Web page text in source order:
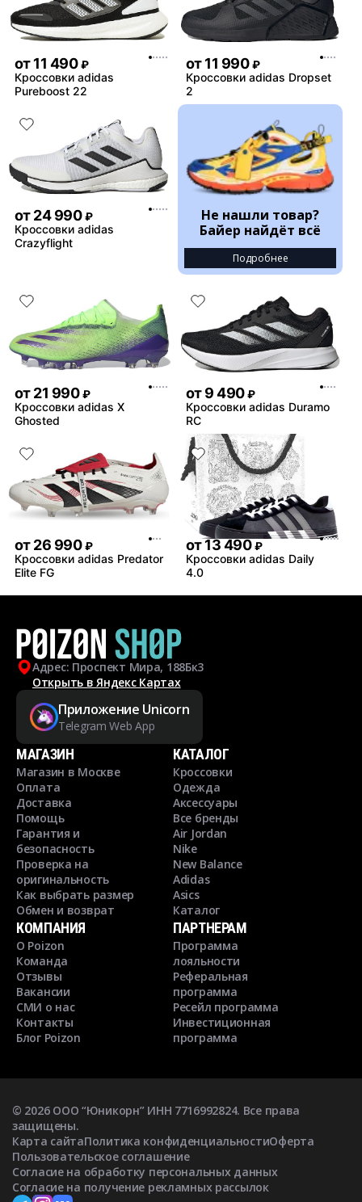
от11 490 ₽
Кроссовки adidas
Pureboost 22
от11 990 ₽
Кроссовки adidas Dropset
2
от24 990 ₽
Кроссовки adidas
Crazyflight
Не нашли товар?
Байер найдёт всё
Подробнее
от21 990 ₽
Кроссовки adidas X
Ghosted
от9 490 ₽
Кроссовки adidas Duramo
RC
от26 990 ₽
Кроссовки adidas Predator
Elite FG
от13 490 ₽
Кроссовки adidas Daily
4.0
Адрес: Проспект Мира, 188Бк3
Открыть в Яндекс Картах
Приложение Unicorn
Telegram Web App
МАГАЗИН
Магазин в Москве
Оплата
Доставка
Помощь
Гарантия и
безопасность
Проверка на
оригинальность
Как выбрать размер
Обмен и возврат
КАТАЛОГ
Кроссовки
Одежда
Аксессуары
Все бренды
Air Jordan
Nike
New Balance
Adidas
Asics
Каталог
КОМПАНИЯ
О Poizon
Команда
Отзывы
Вакансии
СМИ о нас
Контакты
Блог Poizon
ПАРТНЕРАМ
Программа
лояльности
Реферальная
программа
Ресейл программа
Инвестиционная
программа
© 2026ООО “Юникорн” ИНН 7716992824. Все права
защищены.
Карта сайтаПолитика конфиденциальностиОферта
Пользовательское соглашение
Согласие на обработку персональных данных
Согласие на получение рекламных рассылок